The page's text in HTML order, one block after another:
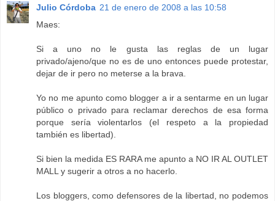
Julio Córdoba 21 de enero de 2008 a las 10:58
Maes:
Si a uno no le gusta las reglas de un lugar
privado/ajeno/que no es de uno entonces puede protestar,
dejar de ir pero no meterse a la brava.
Yo no me apunto como blogger a ir a sentarme en un lugar
público o privado para reclamar derechos de esa forma
porque sería violentarlos (el respeto a la propiedad
también es libertad).
Si bien la medida ES RARA me apunto a NO IR AL OUTLET
MALL y sugerir a otros a no hacerlo.
Los bloggers, como defensores de la libertad, no podemos